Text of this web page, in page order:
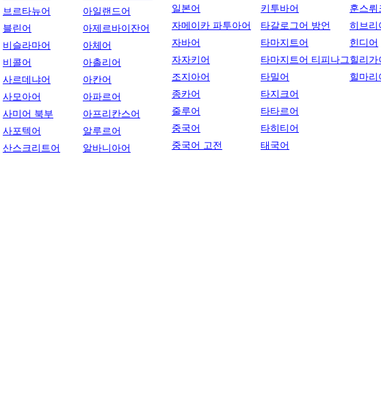
브르타뉴어
블린어
비슬라마어
비콜어
사르데냐어
사모아어
사미어 북부
사포텍어
산스크리트어
아일랜드어
아제르바이잔어
아체어
아촐리어
아칸어
아파르어
아프리칸스어
알루르어
알바니아어
일본어
자메이카 파투아어
자바어
자자키어
조지아어
종카어
줄루어
중국어
중국어 고전
키투바어
타갈로그어 방언
타마지트어
타마지트어 티피나그
타밀어
타지크어
타타르어
타히티어
태국어
훈스뤼
히브리
힌디어
힐리가
힐마리